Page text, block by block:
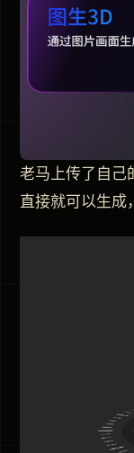
老马上传了自己
直接就可以生成